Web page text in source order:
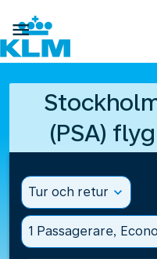

(PSA)
Tur och retur expand_more
1 Passagerare,